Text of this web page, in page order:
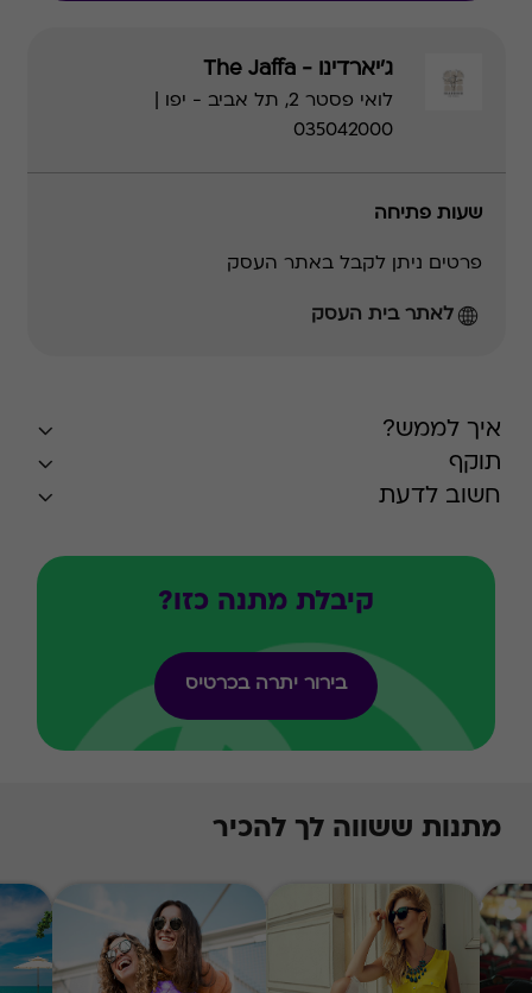
ג'יארדינו - The Jaffa
לואי פסטר 2, תל אביב - יפו |
035042000
שעות פתיחה
פרטים ניתן לקבל באתר העסק
לאתר בית העסק
איך לממש?
תוקף
חשוב לדעת
קיבלת מתנה כזו?
בירור יתרה בכרטיס
מתנות ששווה לך להכיר